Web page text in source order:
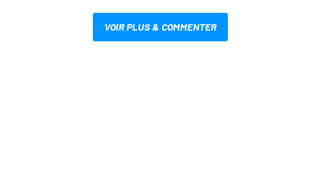
VOIR PLUS & COMMENTER